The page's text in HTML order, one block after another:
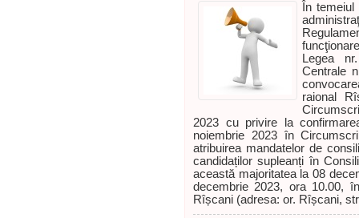
În
Legea
Centrale
raional
2023 cu privire la
noiembrie 2023 în
atribuirea mandatelor de
candidaților supleanți în
această majoritatea la 08
decembrie 2023, ora 10.00,
Rîșcani (adresa: or. Rîșcani,